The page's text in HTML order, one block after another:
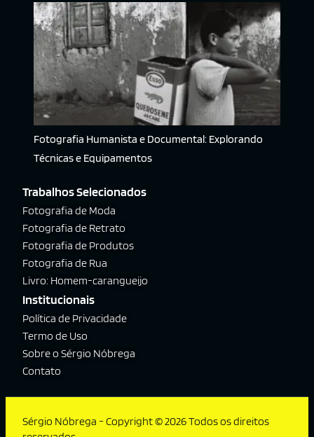
Fotografia Humanista e Documental: Explorando
Técnicas e Equipamentos
Trabalhos Selecionados
Fotografia de Moda
Fotografia de Retrato
Fotografia de Produtos
Fotografia de Rua
Livro: Homem-carangueijo
Institucionais
Política de Privacidade
Termo de Uso
Sobre o Sérgio Nóbrega
Contato
Sérgio Nóbrega - Copyright © 2026 Todos os direitos